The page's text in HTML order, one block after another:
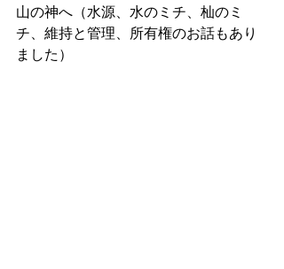
山の神へ（水源、水のミチ、杣のミ
チ、維持と管理、所有権のお話もあり
ました）